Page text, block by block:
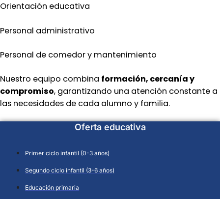
Orientación educativa
Personal administrativo
Personal de comedor y mantenimiento
Nuestro equipo combina formación, cercanía y
compromiso, garantizando una atención constante a
las necesidades de cada alumno y familia.
Oferta educativa
Primer ciclo infantil (0-3 años)
Segundo ciclo infantil (3-6 años)
Educación primaria